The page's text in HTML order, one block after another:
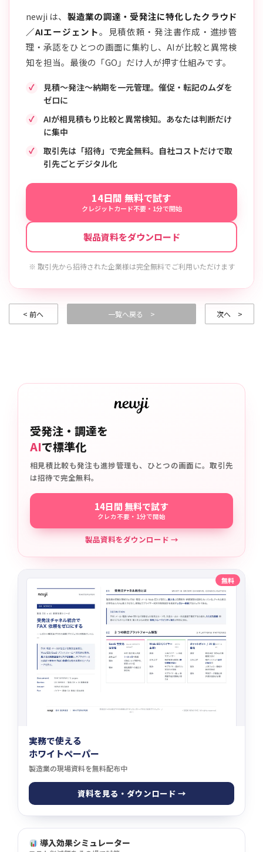
newji は、 製造業の調達・受発注に特化したクラウド
／AIエージェント。見積依頼・発注書作成・進捗管
理・承認をひとつの画面に集約し、AIが比較と異常検
知を担当。最後の「GO」だけ人が押す仕組みです。
見積〜発注〜納期を一元管理。催促・転記のムダを
ゼロに
AIが相見積もり比較と異常検知。あなたは判断だけ
に集中
取引先は「招待」で完全無料。自社コストだけで取
引先ごとデジタル化
14日間 無料で試す
クレジットカード不要・1分で開始
製品資料をダウンロード
※ 取引先から招待された企業様は完全無料でご利用いただけます
< 前へ 一覧へ戻る > 次へ >
受発注・調達を
AIで標準化
相見積比較も発注も進捗管理も、ひとつの画面に。取引先
は招待で完全無料。
14日間 無料で試す
クレカ不要・1分で開始
製品資料をダウンロード →
無料
実務で使える
ホワイトペーパー
製造業の現場資料を無料配布中
資料を見る・ダウンロード →
導入効果シミュレーター